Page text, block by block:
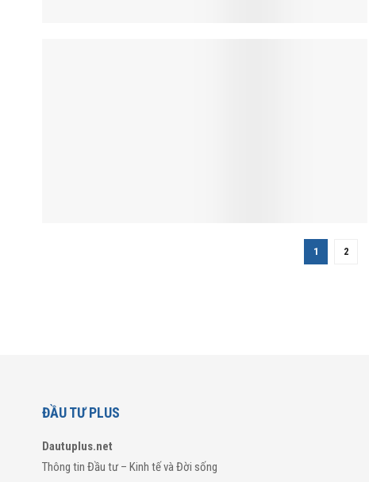
1 2
ĐẦU TƯ PLUS
Dautuplus.net
Thông tin Đầu tư – Kinh tế và Đời sống